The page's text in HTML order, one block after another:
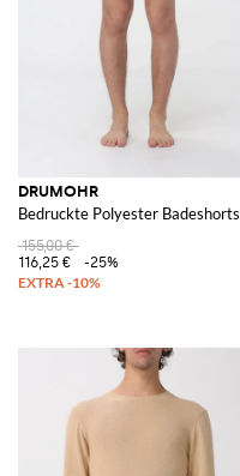
DRUMOHR
Bedruckte Polyester Badeshorts
155,00 €
116,25 €
-25%